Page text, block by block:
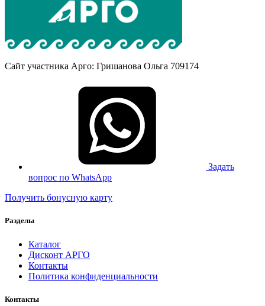
Сайт участника Арго: Гришанова Ольга 709174
Задать
вопрос по WhatsApp
Получить бонусную карту
Разделы
Каталог
Дисконт АРГО
Контакты
Политика конфиденциальности
Контакты